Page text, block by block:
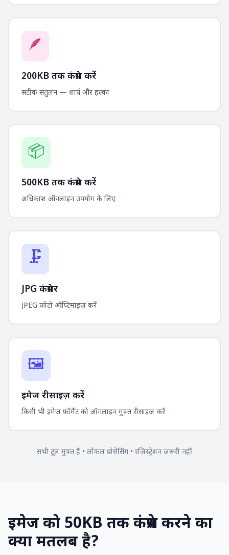
🪶
200KB तक कंप्रेस करें
सटीक संतुलन — शार्प और हल्का
📦
500KB तक कंप्रेस करें
अधिकांश ऑनलाइन उपयोग के लिए
🗜️
JPG कंप्रेसर
JPEG फोटो ऑप्टिमाइज़ करें
🖼️
इमेज रीसाइज़ करें
किसी भी इमेज फ़ॉर्मेट को ऑनलाइन मुफ़्त रीसाइज़ करें
सभी टूल मुफ़्त हैं • लोकल प्रोसेसिंग • रजिस्ट्रेशन ज़रूरी नहीं
इमेज को 50KB तक कंप्रेस करने का
क्या मतलब है?